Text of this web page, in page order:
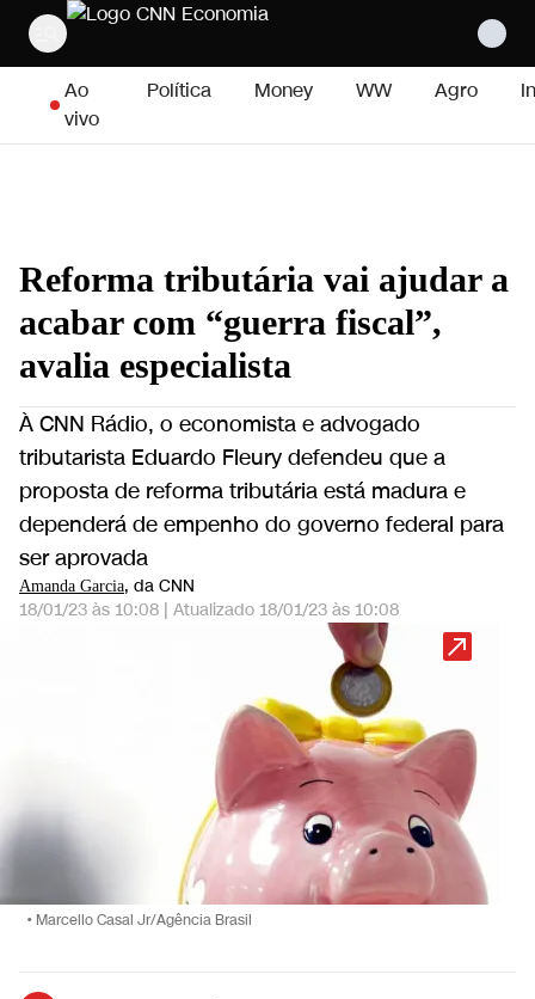
Pular para o conteúdo
Ao
vivo
Política Money WW Agro
Reforma tributária vai ajudar a
acabar com “guerra fiscal”,
avalia especialista
À CNN Rádio, o economista e advogado
tributarista Eduardo Fleury defendeu que a
proposta de reforma tributária está madura e
dependerá de empenho do governo federal para
ser aprovada
Amanda Garcia, da CNN
18/01/23 às 10:08 | Atualizado 18/01/23 às 10:08
• Marcello Casal Jr/Agência Brasil